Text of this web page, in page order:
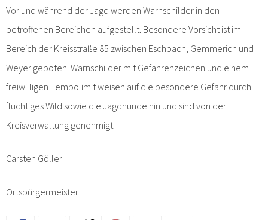
Vor und während der Jagd werden Warnschilder in den
betroffenen Bereichen aufgestellt. Besondere Vorsicht ist im
Bereich der Kreisstraße 85 zwischen Eschbach, Gemmerich und
Weyer geboten. Warnschilder mit Gefahrenzeichen und einem
freiwilligen Tempolimit weisen auf die besondere Gefahr durch
flüchtiges Wild sowie die Jagdhunde hin und sind von der
Kreisverwaltung genehmigt.
Carsten Göller
Ortsbürgermeister